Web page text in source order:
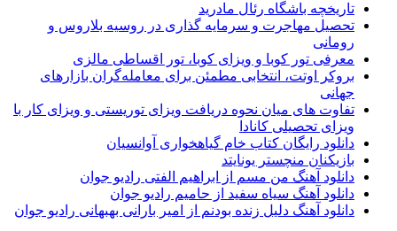
تاریخچه باشگاه رئال مادرید
تحصیل مهاجرت و سرمایه گذاری در روسیه بلاروس و
رومانی
معرفی تور کوبا و ویزای کوبا، تور اقساطی مالزی
بروکر اوتت، انتخابی مطمئن برای معامله‌گران بازارهای
جهانی
تفاوت های میان نحوه دریافت ویزای توریستی و ویزای کار با
ویزای تحصیلی کانادا
دانلود رایگان کتاب خام گیاهخواری آوانسیان
بازیکنان منچستر یونایتد
دانلود آهنگ من مسم از ابراهیم الفتی رادیو جوان
دانلود آهنگ سیاه سفید از حامیم رادیو جوان
دانلود آهنگ دلیل زنده بودنم از امیر بارانی بهبهانی رادیو جوان